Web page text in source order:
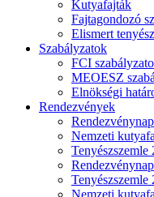
Kutyafajták
Fajtagondozó
Elismert
Szabályzatok
FCI
MEOESZ
Elnökségi
Rendezvények
Nemzeti
Tenyészszemle
Tenyészszemle
Nemzeti